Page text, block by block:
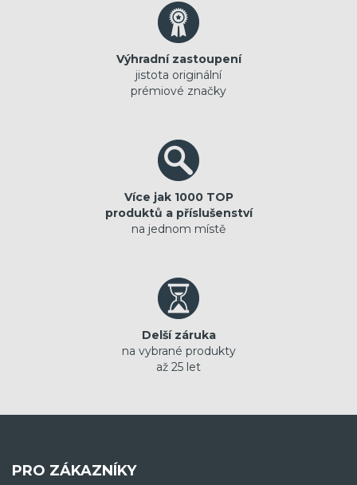
Výhradní zastoupení
jistota originální
prémiové značky
Více jak 1000 TOP
produktů a příslušenství
na jednom místě
Delší záruka
na vybrané produkty
až 25 let
PRO ZÁKAZNÍKY